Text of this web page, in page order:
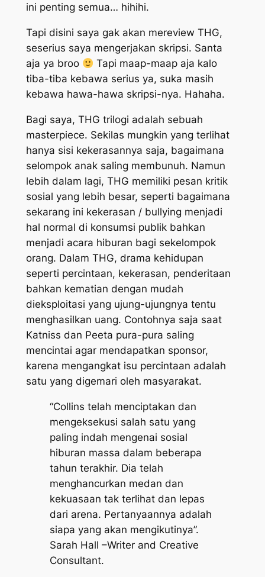
ini penting semua… hihihi.
Tapi disini saya gak akan mereview THG,
seserius saya mengerjakan skripsi. Santa
aja ya broo
Tapi maap-maap aja kalo
tiba-tiba kebawa serius ya, suka masih
kebawa hawa-hawa skripsi-nya. Hahaha.
Bagi saya, THG trilogi adalah sebuah
masterpiece. Sekilas mungkin yang terlihat
hanya sisi kekerasannya saja, bagaimana
selompok anak saling membunuh. Namun
lebih dalam lagi, THG memiliki pesan kritik
sosial yang lebih besar, seperti bagaimana
sekarang ini kekerasan / bullying menjadi
hal normal di konsumsi publik bahkan
menjadi acara hiburan bagi sekelompok
orang. Dalam THG, drama kehidupan
seperti percintaan, kekerasan, penderitaan
bahkan kematian dengan mudah
dieksploitasi yang ujung-ujungnya tentu
menghasilkan uang. Contohnya saja saat
Katniss dan Peeta pura-pura saling
mencintai agar mendapatkan sponsor,
karena mengangkat isu percintaan adalah
satu yang digemari oleh masyarakat.
“Collins telah menciptakan dan
mengeksekusi salah satu yang
paling indah mengenai sosial
hiburan massa dalam beberapa
tahun terakhir. Dia telah
menghancurkan medan dan
kekuasaan tak terlihat dan lepas
dari arena. Pertanyaannya adalah
siapa yang akan mengikutinya”.
Sarah Hall –Writer and Creative
Consultant.